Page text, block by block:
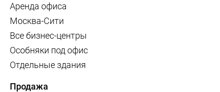
Аренда офиса
Москва-Сити
Все бизнес-центры
Особняки под офис
Отдельные здания
Продажа